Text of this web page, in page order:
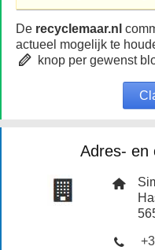
De recyclemaar.nl
actueel mogelijk te
knop per gewenst
Adres- en